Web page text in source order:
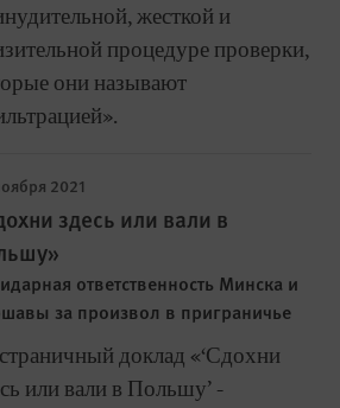
жесткой и
процедуре проверки,
они называют
2021
здесь или вали в
ответственность Минска и
за произвол в приграничье
доклад «‘Сдохни
или вали в Польшу’ -